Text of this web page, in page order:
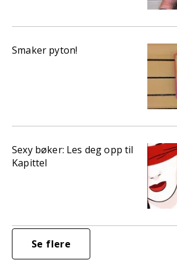
Smaker pyton!
Sexy bøker: Les deg opp til
Kapittel
Se flere